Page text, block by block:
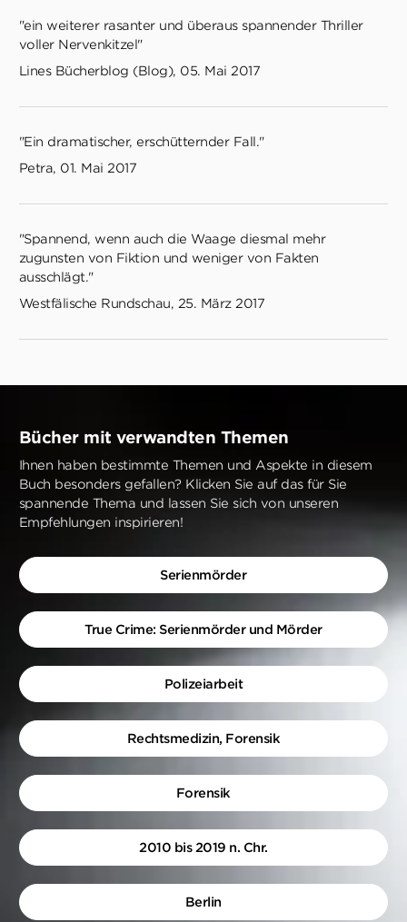
"ein weiterer rasanter und überaus spannender Thriller
voller Nervenkitzel"
Lines Bücherblog (Blog), 05. Mai 2017
"Ein dramatischer, erschütternder Fall."
Petra, 01. Mai 2017
"Spannend, wenn auch die Waage diesmal mehr
zugunsten von Fiktion und weniger von Fakten
ausschlägt."
Westfälische Rundschau, 25. März 2017
Bücher mit verwandten Themen
Ihnen haben bestimmte Themen und Aspekte in diesem
Buch besonders gefallen? Klicken Sie auf das für Sie
spannende Thema und lassen Sie sich von unseren
Empfehlungen inspirieren!
Serienmörder
True Crime: Serienmörder und Mörder
Polizeiarbeit
Rechtsmedizin, Forensik
Forensik
2010 bis 2019 n. Chr.
Berlin